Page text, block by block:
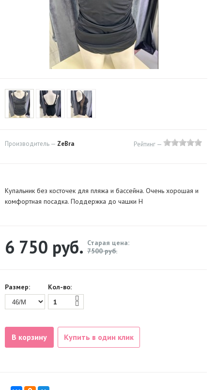
Производитель — ZeBra Рейтинг —
Купальник без косточек для пляжа и бассейна. Очень хорошая и
комфортная посадка. Поддержка до чашки H
6 750 руб. Старая цена:
7500 руб.
Размер: Кол-во:
В корзину Купить в один клик